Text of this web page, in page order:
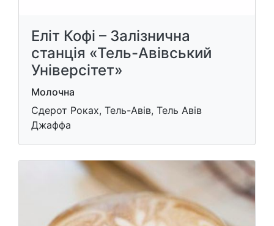
Еліт Кофі – Залізнична
станція «Тель-Авівський
Універсітет»
Молочна
Сдерот Роках, Тель-Авів, Тель Авів
Джаффа